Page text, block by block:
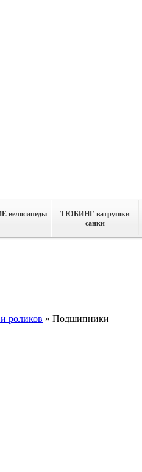
велосипеды
ТЮБИНГ ватрушки
санки
роликов » Подшипники